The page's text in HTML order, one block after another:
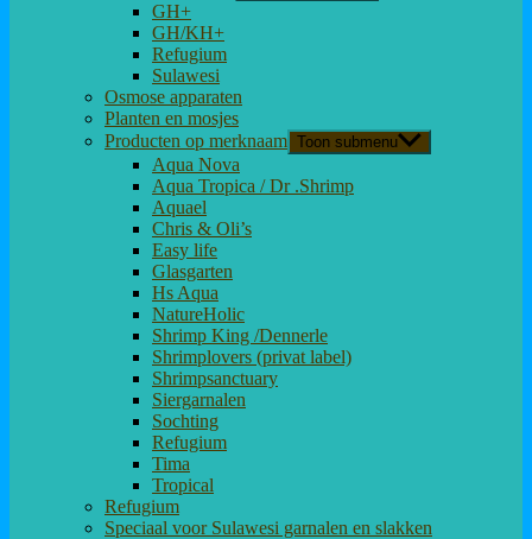
GH+
GH/KH+
Refugium
Sulawesi
Osmose apparaten
Planten en mosjes
Producten op merknaam Toon submenu
Aqua Nova
Aqua Tropica / Dr .Shrimp
Aquael
Chris & Oli’s
Easy life
Glasgarten
Hs Aqua
NatureHolic
Shrimp King /Dennerle
Shrimplovers (privat label)
Shrimpsanctuary
Siergarnalen
Sochting
Refugium
Tima
Tropical
Refugium
Speciaal voor Sulawesi garnalen en slakken